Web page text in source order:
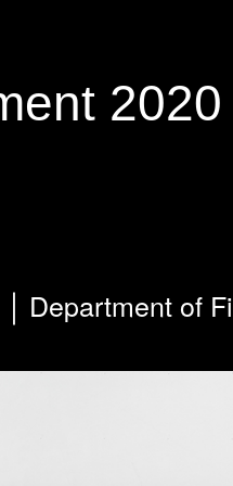
2020
Department of